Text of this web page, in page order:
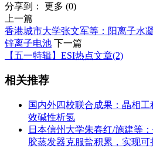
分享到： 更多 (0)
上一篇
香港城市大学张文军等：阳离子水
锌离子电池 下一篇
【五一特辑】ESI热点文章(2)
相关推荐
国内外四校联合成果：晶相
效碱性析氢
日本信州大学朱春红/施建等
胶蒸发器克服盐积累，实现可